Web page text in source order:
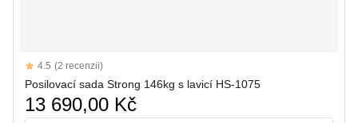
Reviews
4.5 out of 5 stars
4.5 (2 recenzii)
Posilovací sada Strong 146kg s lavicí HS-1075
13 690,00 Kč